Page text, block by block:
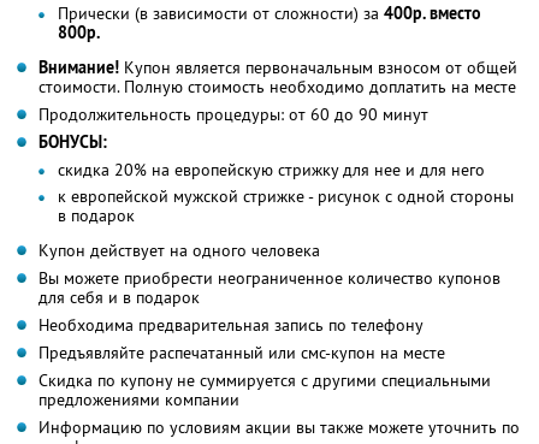
Прически (в зависимости от сложности) за 400р. вместо
800р.
Внимание! Купон является первоначальным взносом от общей
стоимости. Полную стоимость необходимо доплатить на месте
Продолжительность процедуры: от 60 до 90 минут
БОНУСЫ:
скидка 20% на европейскую стрижку для нее и для него
к европейской мужской стрижке - рисунок с одной стороны
в подарок
Купон действует на одного человека
Вы можете приобрести неограниченное количество купонов
для себя и в подарок
Необходима предварительная запись по телефону
Предъявляйте распечатанный или смс-купон на месте
Скидка по купону не суммируется с другими специальными
предложениями компании
Информацию по условиям акции вы также можете уточнить по